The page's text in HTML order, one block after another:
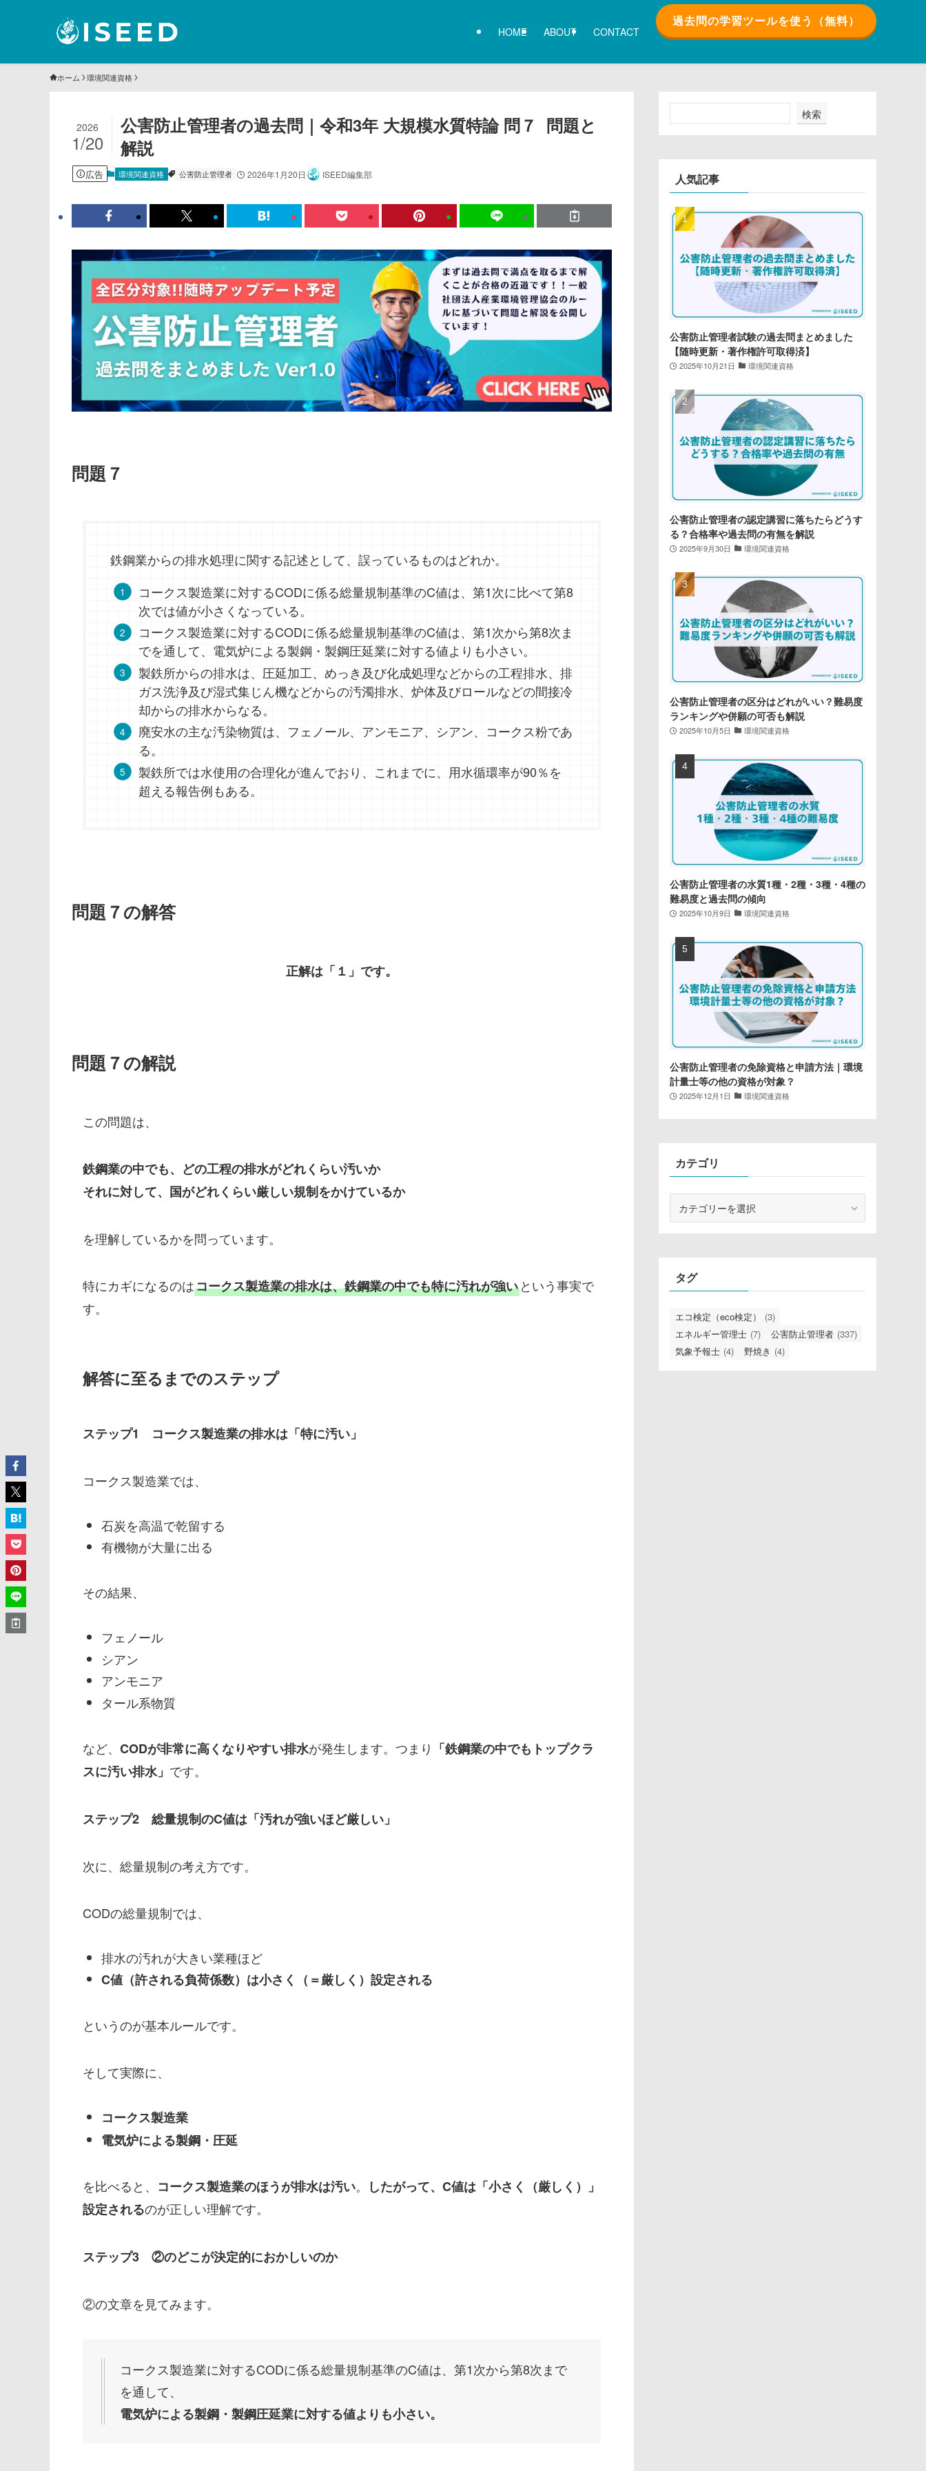
HOME ABOUT CONTACT
過去問の学習ツールを使う（無料）
ホーム 環境関連資格
公害防止管理者の過去問｜令和3年 大規模水質特論 問７ 問題と
解説
2026
1/20
広告 環境関連資格 公害防止管理者 2026年1月20日 ISEED編集部
問題７
鉄鋼業からの排水処理に関する記述として、誤っているものはどれか。
コークス製造業に対するCODに係る総量規制基準のC値は、第1次に比べて第8
次では値が小さくなっている。
コークス製造業に対するCODに係る総量規制基準のC値は、第1次から第8次ま
でを通して、電気炉による製鋼・製鋼圧延業に対する値よりも小さい。
製鉄所からの排水は、圧延加工、めっき及び化成処理などからの工程排水、排
ガス洗浄及び湿式集じん機などからの汚濁排水、炉体及びロールなどの間接冷
却からの排水からなる。
廃安水の主な汚染物質は、フェノール、アンモニア、シアン、コークス粉であ
る。
製鉄所では水使用の合理化が進んでおり、これまでに、用水循環率が90％を
超える報告例もある。
問題７の解答
正解は「１」です。
問題７の解説
この問題は、
鉄鋼業の中でも、どの工程の排水がどれくらい汚いか
それに対して、国がどれくらい厳しい規制をかけているか
を理解しているかを問っています。
特にカギになるのはコークス製造業の排水は、鉄鋼業の中でも特に汚れが強いという事実で
す。
解答に至るまでのステップ
ステップ1 コークス製造業の排水は「特に汚い」
コークス製造業では、
石炭を高温で乾留する
有機物が大量に出る
その結果、
フェノール
シアン
アンモニア
タール系物質
など、 CODが非常に高くなりやすい排水が発生します。つまり 「鉄鋼業の中でもトップクラ
スに汚い排水」 です。
ステップ2 総量規制のC値は「汚れが強いほど厳しい」
次に、総量規制の考え方です。
CODの総量規制では、
排水の汚れが大きい業種ほど
C値（許される負荷係数）は小さく（＝厳しく）設定される
というのが基本ルールです。
そして実際に、
コークス製造業
電気炉による製鋼・圧延
を比べると、 コークス製造業のほうが排水は汚い。
したがって、C値は「小さく（厳しく）」
設定されるのが正しい理解です。
ステップ3 ②のどこが決定的におかしいのか
②の文章を見てみます。
コークス製造業に対するCODに係る総量規制基準のC値は、第1次から第8次まで
を通して、
電気炉による製鋼・製鋼圧延業に対する値よりも小さい。
検索
人気記事
公害防止管理者試験の過去問まとめました
【随時更新・著作権許可取得済】
2025年10月21日 環境関連資格
公害防止管理者の認定講習に落ちたらどうす
る？合格率や過去問の有無を解説
2025年9月30日 環境関連資格
公害防止管理者の区分はどれがいい？難易度
ランキングや併願の可否も解説
2025年10月5日 環境関連資格
公害防止管理者の水質1種・2種・3種・4種の
難易度と過去問の傾向
2025年10月9日 環境関連資格
公害防止管理者の免除資格と申請方法｜環境
計量士等の他の資格が対象？
2025年12月1日 環境関連資格
カテゴリ
タグ
エコ検定（eco検定）
(3)
エネルギー管理士 (7) 公害防止管理者 (337)
気象予報士 (4) 野焼き (4)